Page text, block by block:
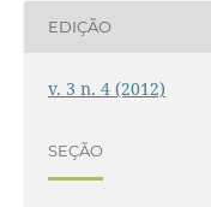
EDIÇÃO
v. 3 n. 4 (2012)
SEÇÃO